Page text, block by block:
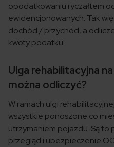
opodatkowaniu ryczałtem
ewidencjonowanych. Tak
dochód / przychód, a
kwoty podatku.
Ulga rehabilitacyjna
można odliczyć?
W ramach ulgi
wszystkie ponoszone co
utrzymaniem pojazdu. Są to
przegląd i ubezpieczenie